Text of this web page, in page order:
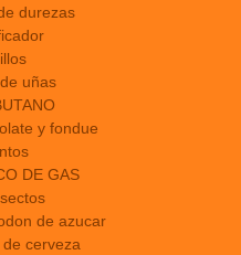
durezas
uñas
y fondue
DE GAS
de azucar
cerveza